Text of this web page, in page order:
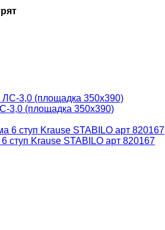
3,0 (площадка 350х390)
ступ Krause STABILO арт 820167